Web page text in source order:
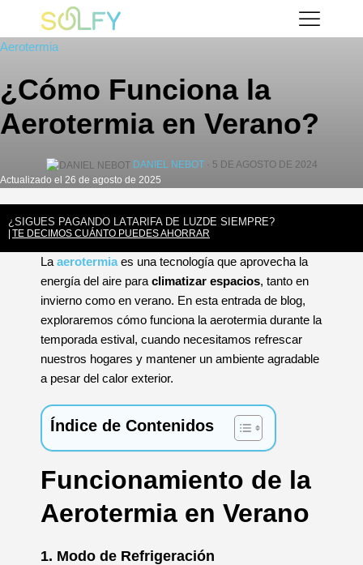
contenido
Solfy
Aerotermia
¿Cómo Funciona la
Aerotermia en Verano?
DANIEL NEBOT· 5 DE AGOSTO DE 2024
Actualizado el 26 de agosto de 2025
¿SIGUES PAGANDO LATARIFA DE LUZDE SIEMPRE?
TE DECIMOS CUÁNTO PUEDES AHORRAR
La aerotermiaes una tecnología que aprovecha la
energía del aire para climatizar espacios, tanto en
invierno como en verano. En esta entrada de blog,
exploraremos cómo funciona la aerotermia durante la
temporada estival, cuando necesitamos refrescar
nuestros hogares y mantener un ambiente agradable
a pesar del calor exterior.
Índice de Contenidos
Funcionamiento de la
Aerotermia en Verano
1. Modo de Refrigeración